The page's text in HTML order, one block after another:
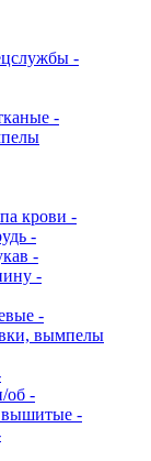
-
-
крови -
-
-
-
-
вымпелы
об -
-